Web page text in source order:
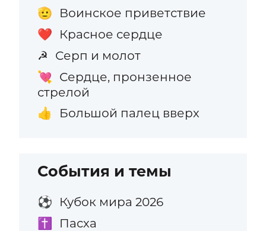
🫡 Воинское приветствие
❤️ Красное сердце
☭ Серп и молот
💘 Сердце, пронзенное
стрелой
👍 Большой палец вверх
События и темы
⚽ Кубок мира 2026
✝️ Пасха